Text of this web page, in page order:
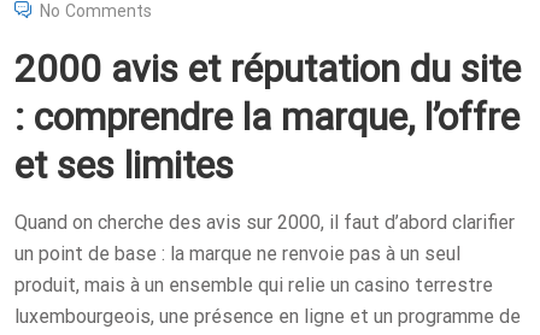
T
No Comments
2000 avis et réputation du site
: comprendre la marque, l’offre
et ses limites
Quand on cherche des avis sur 2000, il faut d’abord clarifier
un point de base : la marque ne renvoie pas à un seul
produit, mais à un ensemble qui relie un casino terrestre
luxembourgeois, une présence en ligne et un programme de